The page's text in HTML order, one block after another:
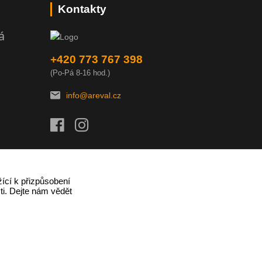
Kontakty
+420 773 767 398
(Po-Pá 8-16 hod.)
info@areval.cz
k přizpůsobení
Dejte nám vědět